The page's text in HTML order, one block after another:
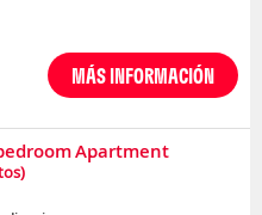
MÁS INFORMACIÓN
Apartment